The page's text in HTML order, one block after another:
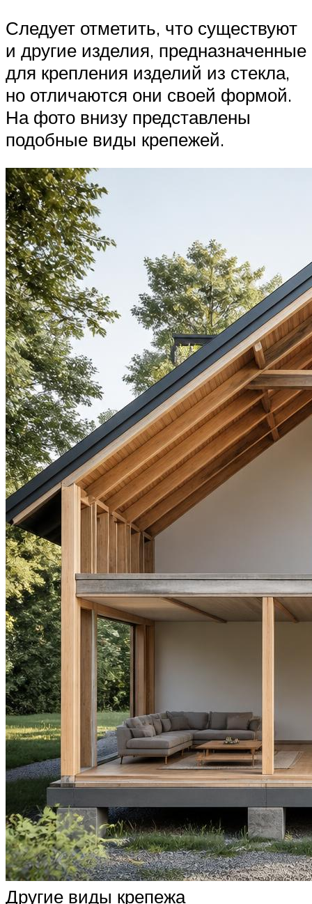
Следует отметить, что существуют
и другие изделия, предназначенные
для крепления изделий из стекла,
но отличаются они своей формой.
На фото внизу представлены
подобные виды крепежей.
Другие виды крепежа